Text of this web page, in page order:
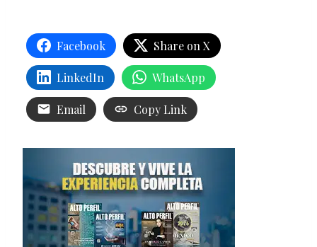
Facebook Share on X
LinkedIn WhatsApp
Email Copy Link